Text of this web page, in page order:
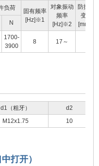
负荷
固有频率
[Hz]※1
对象振动
频率
[Hz]※2
防振材
变形量
N
1700-
3900
8 17～
d1（粗牙） d2
M12x1.75 10
打开）